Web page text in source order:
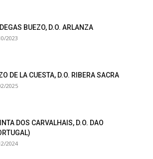
BUEZO, D.O. ARLANZA
2023
DE LA CUESTA, D.O. RIBERA SACRA
2025
DOS CARVALHAIS, D.O. DAO
2024